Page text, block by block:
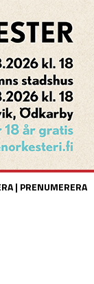
| PRENUMERERA